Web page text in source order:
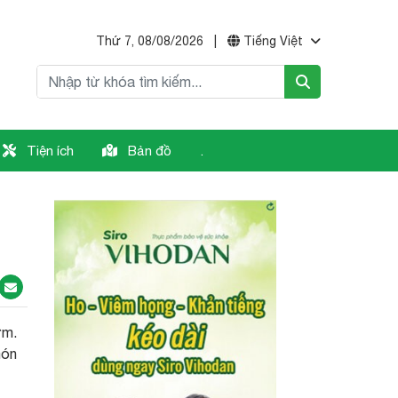
Thứ 7, 08/08/2026 Tiếng Việt
Tiện ích Bản đồ .